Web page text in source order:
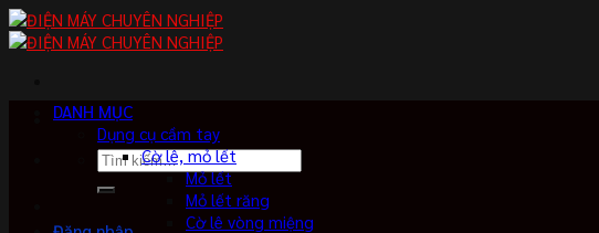
Skip
to
Tìm
kiếm:
DANH MỤC
Dụng cụ cầm tay
Cờ lê, mỏ lết
Mỏ lết
Mỏ lết răng
Cờ lê vòng miệng